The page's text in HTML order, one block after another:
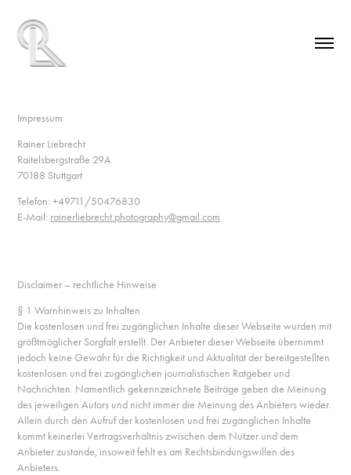
Impressum
Rainer Liebrecht
Raitelsbergstraße 29A
70188 Stuttgart
Telefon: +49711/50476830
E-Mail: rainerliebrecht.photography@gmail.com
Disclaimer – rechtliche Hinweise
§ 1 Warnhinweis zu Inhalten
Die kostenlosen und frei zugänglichen Inhalte dieser Webseite wurden mit
größtmöglicher Sorgfalt erstellt. Der Anbieter dieser Webseite übernimmt
jedoch keine Gewähr für die Richtigkeit und Aktualität der bereitgestellten
kostenlosen und frei zugänglichen journalistischen Ratgeber und
Nachrichten. Namentlich gekennzeichnete Beiträge geben die Meinung
des jeweiligen Autors und nicht immer die Meinung des Anbieters wieder.
Allein durch den Aufruf der kostenlosen und frei zugänglichen Inhalte
kommt keinerlei Vertragsverhältnis zwischen dem Nutzer und dem
Anbieter zustande, insoweit fehlt es am Rechtsbindungswillen des
Anbieters.